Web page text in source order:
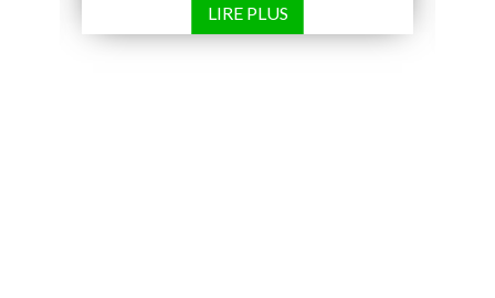
LIRE PLUS